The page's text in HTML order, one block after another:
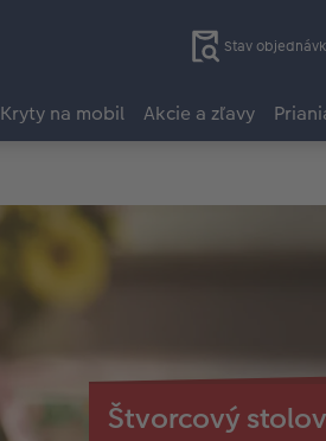
Stav
Kryty na mobil Akcie a zľavy
Štvorcový